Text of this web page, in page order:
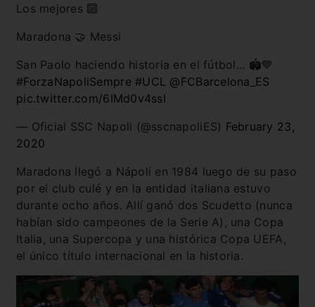
Los mejores 🔟
Maradona 🤝 Messi
San Paolo haciendo historia en el fútbol… 🏟💙
#ForzaNapoliSempre #UCL @FCBarcelona_ES
pic.twitter.com/6IMd0v4ssI
— Oficial SSC Napoli (@sscnapoliES) February 23,
2020
Maradona llegó a Nápoli en 1984 luego de su paso
por el club culé y en la entidad italiana estuvo
durante ocho años. Allí ganó dos Scudetto (nunca
habían sido campeones de la Serie A), una Copa
Italia, una Supercopa y una histórica Copa UEFA,
el único título internacional en la historia.